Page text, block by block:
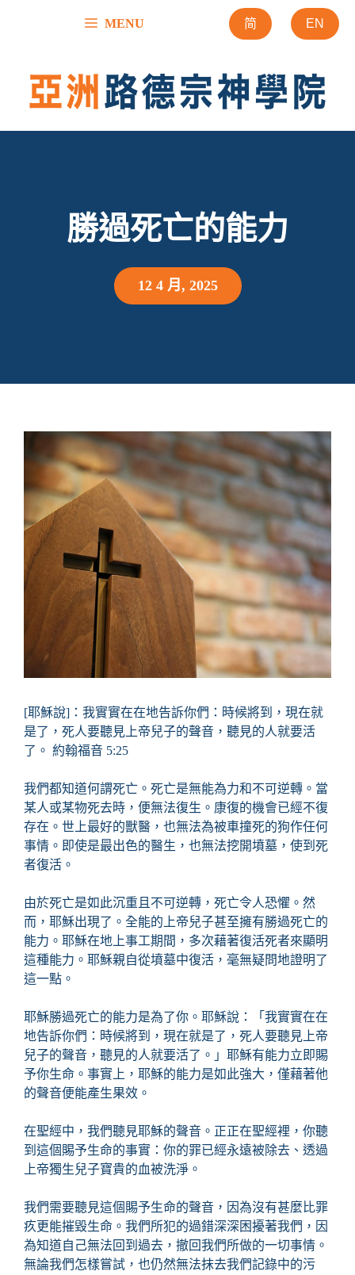
MENU 简 EN
勝過死亡的能力
12 4 月, 2025
[耶穌說]：我實實在在地告訴你們：時候將到，現在就
是了，死人要聽見上帝兒子的聲音，聽見的人就要活
了。 約翰福音 5:25
我們都知道何謂死亡。死亡是無能為力和不可逆轉。當
某人或某物死去時，便無法復生。康復的機會已經不復
存在。世上最好的獸醫，也無法為被車撞死的狗作任何
事情。即使是最出色的醫生，也無法挖開墳墓，使到死
者復活。
由於死亡是如此沉重且不可逆轉，死亡令人恐懼。然
而，耶穌出現了。全能的上帝兒子甚至擁有勝過死亡的
能力。耶穌在地上事工期間，多次藉著復活死者來顯明
這種能力。耶穌親自從墳墓中復活，毫無疑問地證明了
這一點。
耶穌勝過死亡的能力是為了你。耶穌說：「我實實在在
地告訴你們：時候將到，現在就是了，死人要聽見上帝
兒子的聲音，聽見的人就要活了。」耶穌有能力立即賜
予你生命。事實上，耶穌的能力是如此強大，僅藉著他
的聲音便能產生果效。
在聖經中，我們聽見耶穌的聲音。正正在聖經裡，你聽
到這個賜予生命的事實：你的罪已經永遠被除去、透過
上帝獨生兒子寶貴的血被洗淨。
我們需要聽見這個賜予生命的聲音，因為沒有甚麼比罪
疚更能摧毀生命。我們所犯的過錯深深困擾著我們，因
為知道自己無法回到過去，撤回我們所做的一切事情。
無論我們怎樣嘗試，也仍然無法抹去我們記錄中的污